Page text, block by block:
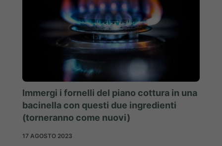
Immergi i fornelli del piano cottura in una
bacinella con questi due ingredienti
(torneranno come nuovi)
17 AGOSTO 2023